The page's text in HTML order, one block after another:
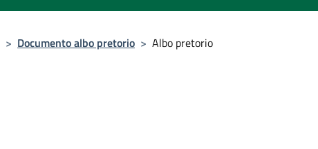
> Documento albo pretorio > Albo pretorio